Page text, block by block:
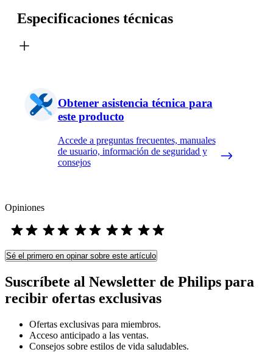
Especificaciones técnicas
Obtener asistencia técnica para
este producto
Accede a preguntas frecuentes, manuales
de usuario, información de seguridad y
consejos
Opiniones
Sé el primero en opinar sobre este artículo
Suscríbete al Newsletter de Philips para
recibir ofertas exclusivas
Ofertas exclusivas para miembros.
Acceso anticipado a las ventas.
Consejos sobre estilos de vida saludables.